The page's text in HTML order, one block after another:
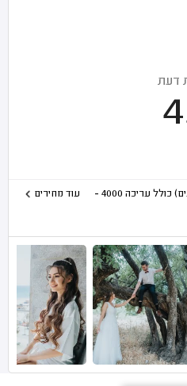
דעת
4000 -
עוד מחירים